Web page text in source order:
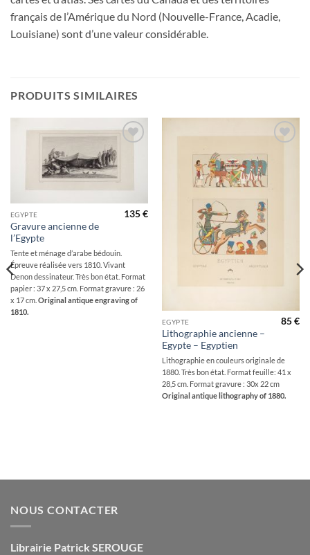
français de l’Amérique du Nord (Nouvelle-France, Acadie,
Louisiane) sont d’une valeur considérable.
PRODUITS SIMILAIRES
Ajouter
wishlist
EGYPTE
Gravure ancienne de
l’Egypte
135€
Tente et ménage d’arabe bédouin.
Épreuve réalisée vers 1810. Vivant
Denon dessinateur. Très bon état. Format
papier : 37 x 27,5 cm. Format gravure : 26
x 17 cm. Original antique engraving of
1810.
wishlist
EGYPTE
Lithographie ancienne –
Egypte – Egyptien
85€
Lithographie en couleurs originale de
1880. Très bon état. Format feuille: 41 x
28,5 cm. Format gravure : 30x 22 cm
Original antique lithography of 1880.
NOUS CONTACTER
Librairie Patrick SEROUGE